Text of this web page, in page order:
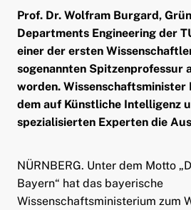
Prof. Dr. Wolfram Burgard,
Departments Engineering der
einer der ersten
sogenannten Spitzenprofessur
worden.
dem auf Künstliche Intelligenz
spezialisierten Experten die
NÜRNBERG. Unter dem Motto
Bayern“ hat das bayerische
Wissenschaftsministerium zum